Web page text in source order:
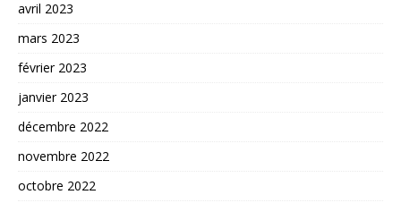
avril 2023
mars 2023
février 2023
janvier 2023
décembre 2022
novembre 2022
octobre 2022